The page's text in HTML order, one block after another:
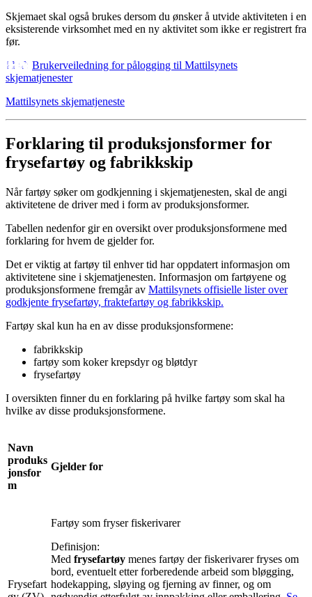
Skjemaet skal også brukes dersom du ønsker å utvide aktiviteten i en
eksisterende virksomhet med en ny aktivitet som ikke er registrert fra
før.
Brukerveiledning for pålogging til Mattilsynets
skjematjenester
Mattilsynets skjematjeneste
Forklaring til produksjonsformer for
frysefartøy og fabrikkskip
Når fartøy søker om godkjenning i skjematjenesten, skal de angi
aktivitetene de driver med i form av produksjonsformer.
Tabellen nedenfor gir en oversikt over produksjonsformene med
forklaring for hvem de gjelder for.
Det er viktig at fartøy til enhver tid har oppdatert informasjon om
aktivitetene sine i skjematjenesten. Informasjon om fartøyene og
produksjonsformene fremgår av Mattilsynets offisielle lister over
godkjente frysefartøy, fraktefartøy og fabrikkskip.
Fartøy skal kun ha en av disse produksjonsformene:
fabrikkskip
fartøy som koker krepsdyr og bløtdyr
frysefartøy
I oversikten finner du en forklaring på hvilke fartøy som skal ha
hvilke av disse produksjonsformene.
Navn
produks
jonsfor
m
Gjelder for
Frysefart
Fartøy som fryser fiskerivarer
Definisjon:
Med frysefartøy menes fartøy der fiskerivarer fryses om
bord, eventuelt etter forberedende arbeid som bløgging,
hodekapping, sløying og fjerning av finner, og om